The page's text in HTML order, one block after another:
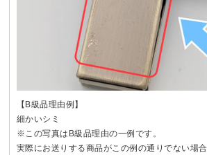
【B級品理由例】
細かいシミ
※この写真はB級品理由の一例です。
実際にお送りする商品がこの例の通りでない場合